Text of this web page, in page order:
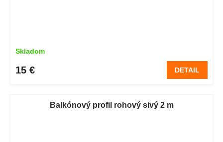
Skladom
15 € DETAIL
Balkónový profil rohový sivý 2 m